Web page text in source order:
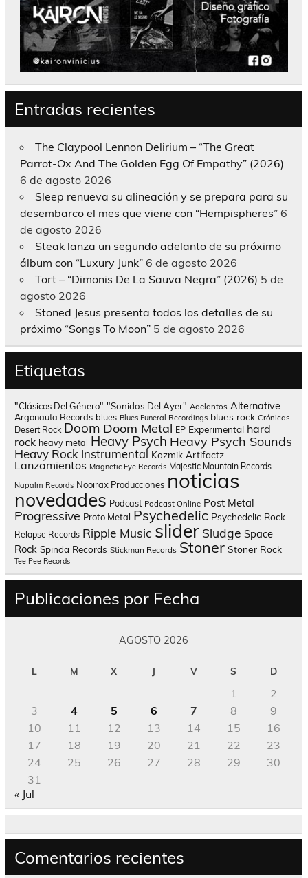
Entradas recientes
The Claypool Lennon Delirium – “The Great
Parrot-Ox And The Golden Egg Of Empathy” (2026)
6 de agosto 2026
Sleep renueva su alineación y se prepara para su
desembarco el mes que viene con “Hempispheres” 6
de agosto 2026
Steak lanza un segundo adelanto de su próximo
álbum con “Luxury Junk” 6 de agosto 2026
Tort – “Dimonis De La Sauva Negra” (2026) 5 de
agosto 2026
Stoned Jesus presenta todos los detalles de su
próximo “Songs To Moon” 5 de agosto 2026
Etiquetas
"Clásicos Del Género" "Sonidos Del Ayer" Adelantos Alternative
Argonauta Records blues Blues Funeral Recordings blues rock Crónicas
Desert Rock Doom Doom Metal EP Experimental hard
rock heavy metal Heavy Psych Heavy Psych Sounds
Heavy Rock Instrumental Kozmik Artifactz
Lanzamientos Magnetic Eye Records Majestic Mountain Records
Napalm Records Nooirax Producciones noticias
novedades Podcast Podcast Online Post Metal
Progressive Proto Metal Psychedelic Psychedelic Rock
Relapse Records Ripple Music slider Sludge Space
Rock Spinda Records Stickman Records Stoner Stoner Rock
Tee Pee Records
Publicaciones por Fecha
AGOSTO 2026
L M X J V S D
1
2
3
4 5 6 7 8
9
10
11 12 13 14 15
16
17
18 19 20 21 22
23
24
25 26 27 28 29
30
31
« Jul
Comentarios recientes